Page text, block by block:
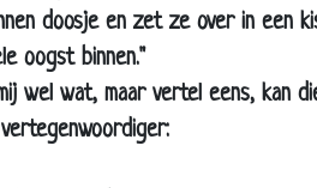
doosje en zet ze over in een
oogst binnen."
wel wat, maar vertel eens, kan
dilemma